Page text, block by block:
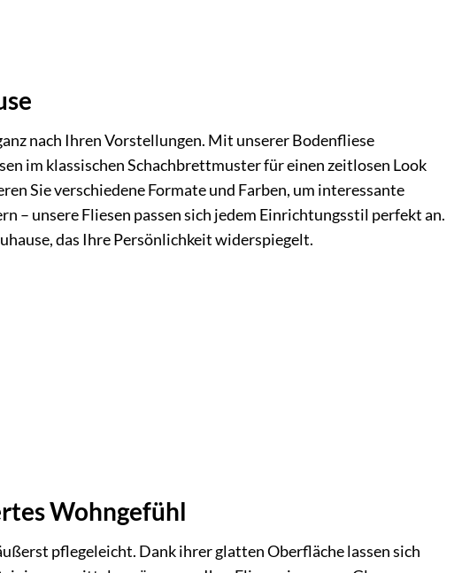
nach Ihren Vorstellungen. Mit unserer Bodenfliese
im klassischen Schachbrettmuster für einen zeitlosen Look
Sie verschiedene Formate und Farben, um interessante
– unsere Fliesen passen sich jedem Einrichtungsstil perfekt an.
das Ihre Persönlichkeit widerspiegelt.
Wohngefühl
pflegeleicht. Dank ihrer glatten Oberfläche lassen sich